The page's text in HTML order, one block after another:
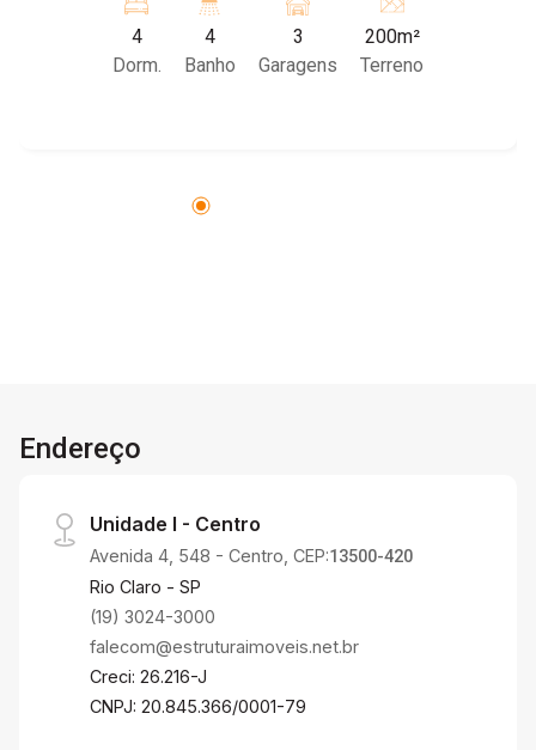
embutido, sala de jantar, lavanderia e quarto de
despejo. Piso superior: 1 dormitório, sala,
cozinha e banheiro social. Dispõe de um ponto
4
Dorm.
4
Banho
3
Garagens
200m²
Terreno
Endereço
Unidade I - Centro
Avenida 4, 548 - Centro, CEP:13500-420
Rio Claro - SP
(19) 3024-3000
falecom@estruturaimoveis.net.br
Creci: 26.216-J
CNPJ: 20.845.366/0001-79